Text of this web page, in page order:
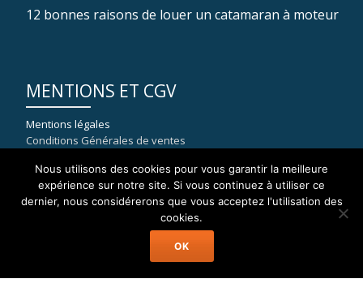
12 bonnes raisons de louer un catamaran à moteur
MENTIONS ET CGV
Mentions légales
Conditions Générales de ventes
83400 HYERES
Nous utilisons des cookies pour vous garantir la meilleure
expérience sur notre site. Si vous continuez à utiliser ce
dernier, nous considérerons que vous acceptez l'utilisation des
cookies.
OK